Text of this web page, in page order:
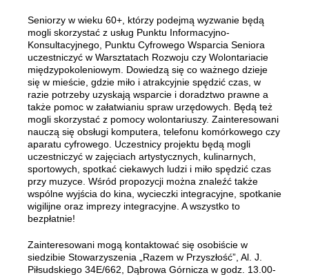
Seniorzy w wieku 60+, którzy podejmą wyzwanie będą
mogli skorzystać z usług Punktu Informacyjno-
Konsultacyjnego, Punktu Cyfrowego Wsparcia Seniora
uczestniczyć w Warsztatach Rozwoju czy Wolontariacie
międzypokoleniowym. Dowiedzą się co ważnego dzieje
się w mieście, gdzie miło i atrakcyjnie spędzić czas, w
razie potrzeby uzyskają wsparcie i doradztwo prawne a
także pomoc w załatwianiu spraw urzędowych. Będą też
mogli skorzystać z pomocy wolontariuszy. Zainteresowani
nauczą się obsługi komputera, telefonu komórkowego czy
aparatu cyfrowego. Uczestnicy projektu będą mogli
uczestniczyć w zajęciach artystycznych, kulinarnych,
sportowych, spotkać ciekawych ludzi i miło spędzić czas
przy muzyce. Wśród propozycji można znaleźć także
wspólne wyjścia do kina, wycieczki integracyjne, spotkanie
wigilijne oraz imprezy integracyjne. A wszystko to
bezpłatnie!
Zainteresowani mogą kontaktować się osobiście w
siedzibie Stowarzyszenia „Razem w Przyszłość”, Al. J.
Piłsudskiego 34E/662, Dąbrowa Górnicza w godz. 13.00-